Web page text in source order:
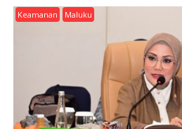
G
A
Keamanan Maluku